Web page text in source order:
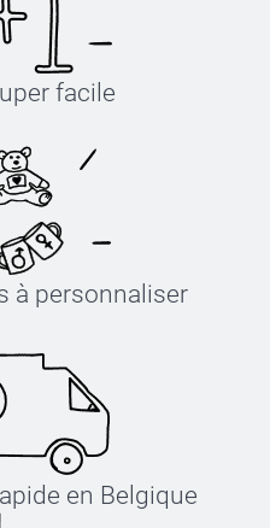
facile
à personnaliser
en Belgique